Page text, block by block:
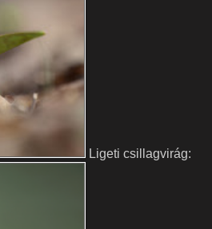
Ligeti csillagvirág: